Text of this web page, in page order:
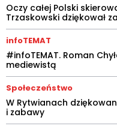
Oczy całej Polski
Trzaskowski dziękował
infoTEMAT
#infoTEMAT. Roman
mediewistą
Społeczeństwo
W Rytwianach
i zabawy